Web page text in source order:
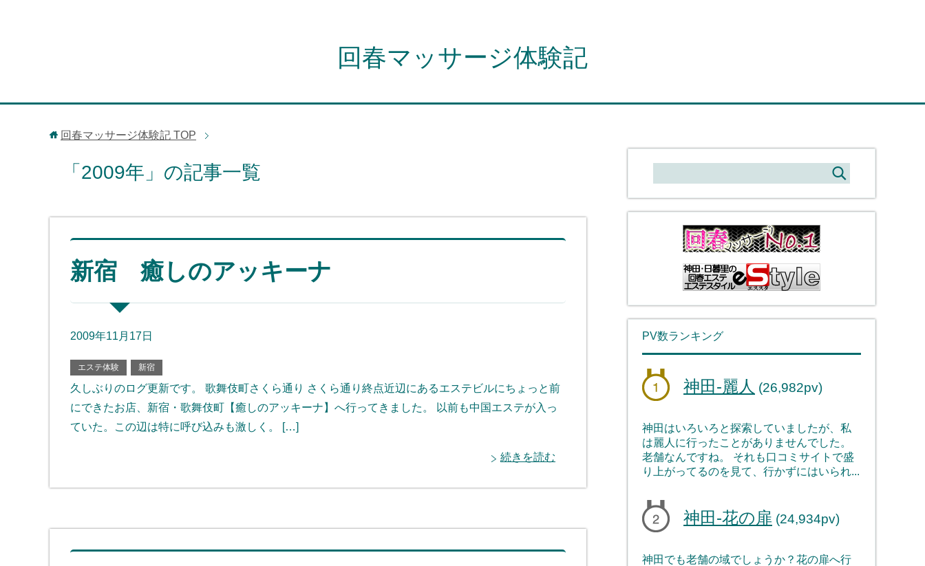
回春マッサージ体験記
回春マッサージ体験記 TOP
「2009年」の記事一覧
新宿 癒しのアッキーナ
2009年11月17日
エステ体験 新宿
久しぶりのログ更新です。 歌舞伎町さくら通り さくら通り終点近辺にあるエステビルにちょっと前
にできたお店、新宿・歌舞伎町【癒しのアッキーナ】へ行ってきました。 以前も中国エステが入っ
ていた。この辺は特に呼び込みも激しく。 […]
続きを読む
PV数ランキング
神田-麗人 (26,982pv)
神田はいろいろと探索していましたが、私
は麗人に行ったことがありませんでした。
老舗なんですね。 それも口コミサイトで盛
り上がってるのを見て、行かずにはいられ...
神田-花の扉 (24,934pv)
神田でも老舗の域でしょうか？花の扉へ行